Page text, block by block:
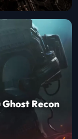
Recon